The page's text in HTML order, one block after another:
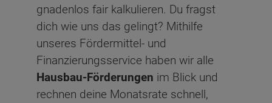
gnadenlos fair kalkulieren. Du fragst
dich wie uns das gelingt? Mithilfe
unseres Fördermittel- und
Finanzierungsservice haben wir alle
Hausbau-Förderungen im Blick und
rechnen deine Monatsrate schnell,